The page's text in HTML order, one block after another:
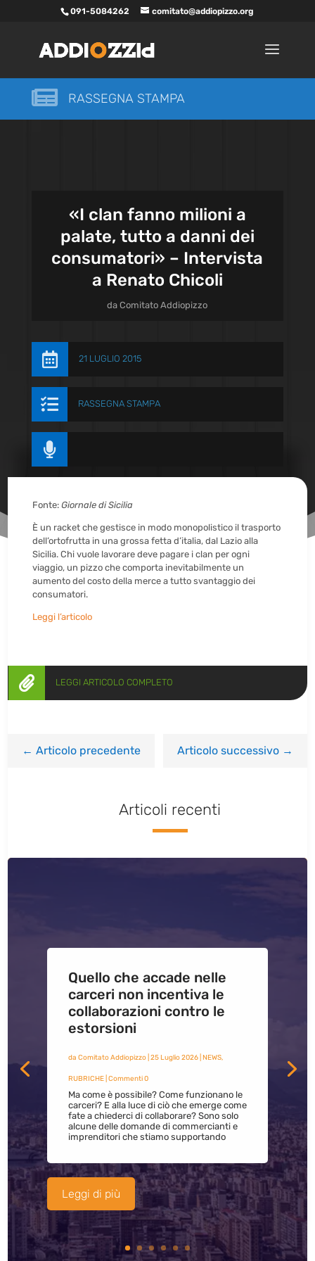
091-5084262 comitato@addiopizzo.org
 RASSEGNA STAMPA
«I clan fanno milioni a
palate, tutto a danni dei
consumatori» – Intervista
a Renato Chicoli
daComitato Addiopizzo
 21 LUGLIO 2015
 RASSEGNA STAMPA

Fonte:Giornale di Sicilia
È un racket che gestisce in modo monopolistico il trasporto
dell’ortofrutta in una grossa fetta d’italia, dal Lazio alla
Sicilia. Chi vuole lavorare deve pagare i clan per ogni
viaggio, un pizzo che comporta inevitabilmente un
aumento del costo della merce a tutto svantaggio dei
consumatori.
Leggi l’articolo
 LEGGI ARTICOLO COMPLETO
←Articolo precedente Articolo successivo→
Articoli recenti
Quello che accade nelle
carceri non incentiva le
collaborazioni contro le
estorsioni
da Comitato Addiopizzo| 25 Luglio 2026| NEWS,
RUBRICHE| Commenti 0
Ma come è possibile? Come funzionano le
carceri? E alla luce di ciò che emerge come
fate a chiederci di collaborare? Sono solo
alcune delle domande di commercianti e
imprenditori che stiamo supportando
Leggi di più